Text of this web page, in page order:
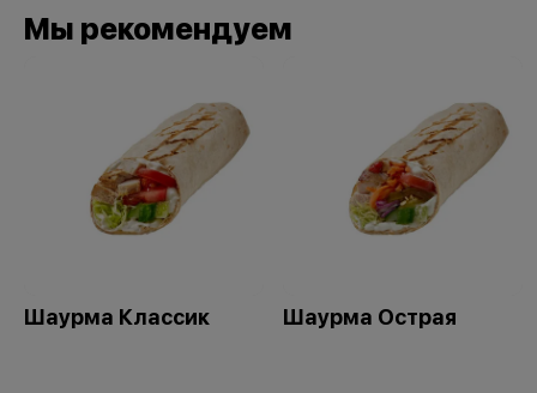
Мы рекомендуем
Шаурма Классик Шаурма Острая